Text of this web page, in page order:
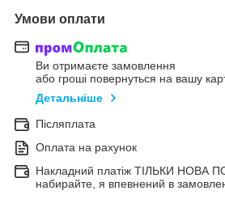
Умови оплати
Ви отримаєте замовлення
або гроші повернуться на вашу
Детальніше
Післяплата
Оплата на рахунок
Накладний платіж ТІЛЬКИ НОВА
набирайте, я впевнений в